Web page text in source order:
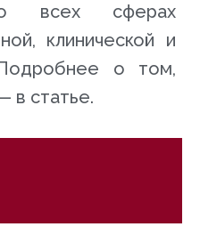
всех сферах
клинической и
Подробнее о том,
в статье.